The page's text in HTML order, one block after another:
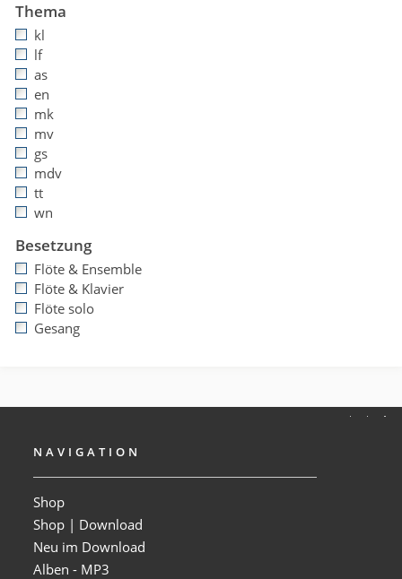
Thema
kl
lf
as
en
mk
mv
gs
mdv
tt
wn
Besetzung
Flöte & Ensemble
Flöte & Klavier
Flöte solo
Gesang
NAVIGATION
Shop
Shop | Download
Neu im Download
Alben - MP3